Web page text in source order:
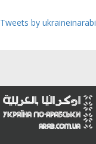
Tweets by ukraineinarabi